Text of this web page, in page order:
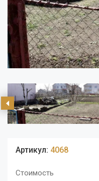
Артикул: 4068
Стоимость